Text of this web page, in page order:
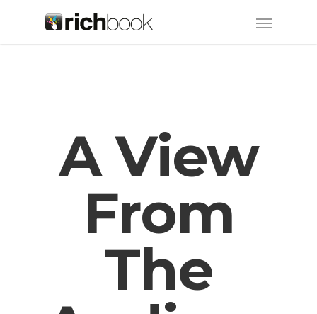
A View
From
The